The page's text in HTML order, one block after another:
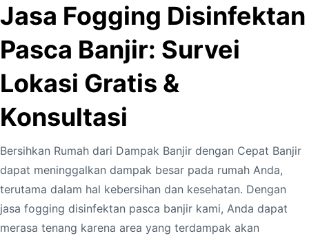
Jasa Fogging Disinfektan
Pasca Banjir: Survei
Lokasi Gratis &
Konsultasi
Bersihkan Rumah dari Dampak Banjir dengan Cepat Banjir
dapat meninggalkan dampak besar pada rumah Anda,
terutama dalam hal kebersihan dan kesehatan. Dengan
jasa fogging disinfektan pasca banjir kami, Anda dapat
merasa tenang karena area yang terdampak akan